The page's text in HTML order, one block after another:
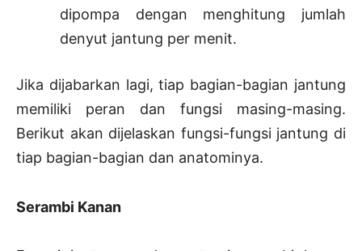
dipompa dengan menghitung jumlah
denyut jantung per menit.
Jika dijabarkan lagi, tiap bagian-bagian jantung
memiliki peran dan fungsi masing-masing.
Berikut akan dijelaskan fungsi-fungsi jantung di
tiap bagian-bagian dan anatominya.
Serambi Kanan